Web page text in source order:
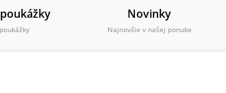
Novinky
Najnovšie v našej ponuke